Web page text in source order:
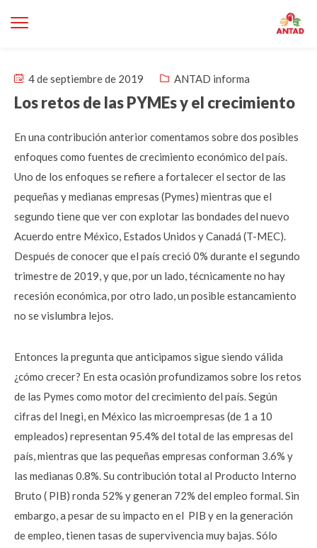
4 de septiembre de 2019 ANTAD informa
Los retos de las PYMEs y el crecimiento
En una contribución anterior comentamos sobre dos posibles
enfoques como fuentes de crecimiento económico del país.
Uno de los enfoques se refiere a fortalecer el sector de las
pequeñas y medianas empresas (Pymes) mientras que el
segundo tiene que ver con explotar las bondades del nuevo
Acuerdo entre México, Estados Unidos y Canadá (T-MEC).
Después de conocer que el país creció 0% durante el segundo
trimestre de 2019, y que, por un lado, técnicamente no hay
recesión económica, por otro lado, un posible estancamiento
no se vislumbra lejos.
Entonces la pregunta que anticipamos sigue siendo válida
¿cómo crecer? En esta ocasión profundizamos sobre los retos
de las Pymes como motor del crecimiento del país. Según
cifras del Inegi, en México las microempresas (de 1 a 10
empleados) representan 95.4% del total de las empresas del
país, mientras que las pequeñas empresas conforman 3.6% y
las medianas 0.8%. Su contribución total al Producto Interno
Bruto ( PIB) ronda 52% y generan 72% del empleo formal. Sin
embargo, a pesar de su impacto en el PIB y en la generación
de empleo, tienen tasas de supervivencia muy bajas. Sólo